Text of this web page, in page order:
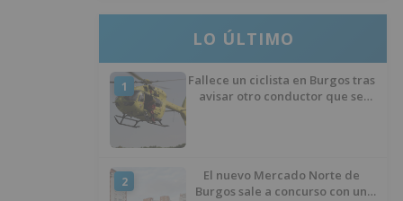
LO ÚLTIMO
1
Fallece un ciclista en Burgos tras
avisar otro conductor que se
2
El nuevo Mercado Norte de
Burgos sale a concurso con un